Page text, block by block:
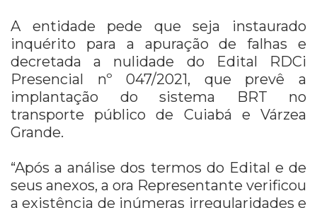
A entidade pede que seja instaurado
inquérito para a apuração de falhas e
decretada a nulidade do Edital RDCi
Presencial nº 047/2021, que prevê a
implantação do sistema BRT no
transporte público de Cuiabá e Várzea
Grande.
“Após a análise dos termos do Edital e de
seus anexos, a ora Representante verificou
a existência de inúmeras irregularidades e